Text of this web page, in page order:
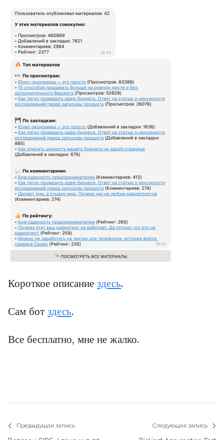
Короткое описание здесь.
Сам бот здесь.
Все бесплатно, мне не жалко.
Навигация
Предыдущая запись Следующая запись